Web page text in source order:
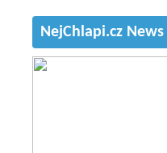
NejChlapi.cz News